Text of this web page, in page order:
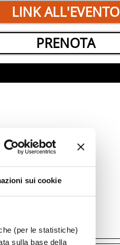
sui cookie
(per le statistiche)
sulla base della
LINK ALL'EVENTO
PRENOTA